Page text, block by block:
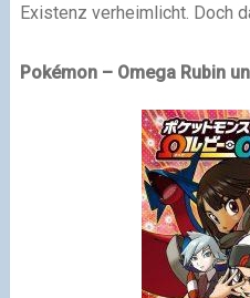
Existenz verheimlicht. Doch
Pokémon – Omega Rubin